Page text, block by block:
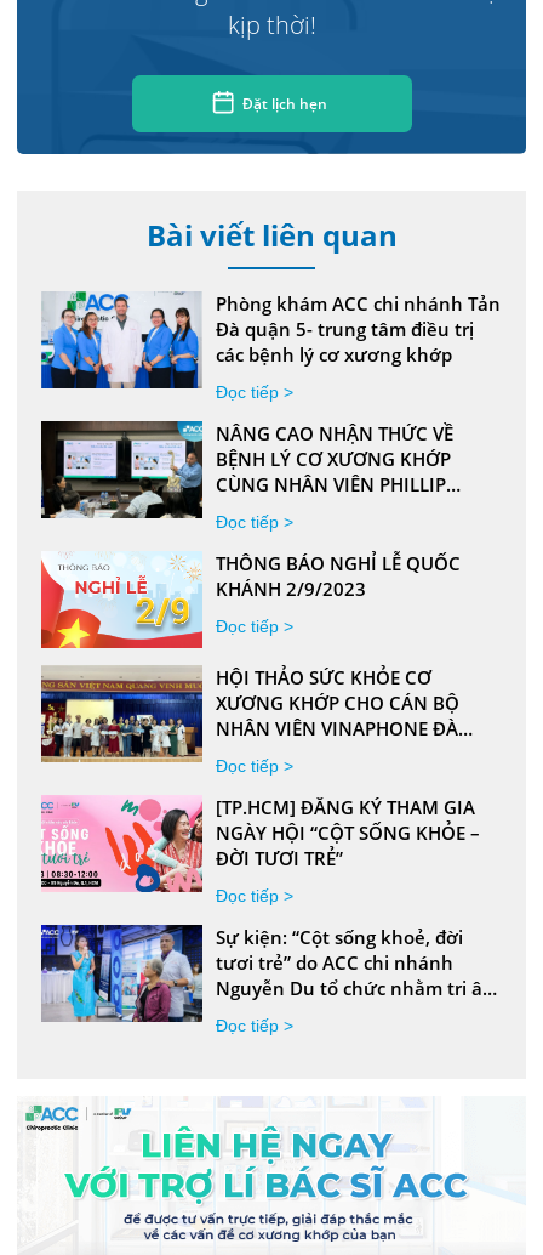
kịp thời!
Đặt lịch hẹn
Bài viết liên quan
Phòng khám ACC chi nhánh Tản
Đà quận 5- trung tâm điều trị
các bệnh lý cơ xương khớp
Đọc tiếp >
NÂNG CAO NHẬN THỨC VỀ
BỆNH LÝ CƠ XƯƠNG KHỚP
CÙNG NHÂN VIÊN PHILLIP
MORRIS INTERNATIONAL
VIETNAM
Đọc tiếp >
THÔNG BÁO NGHỈ LỄ QUỐC
KHÁNH 2/9/2023
Đọc tiếp >
HỘI THẢO SỨC KHỎE CƠ
XƯƠNG KHỚP CHO CÁN BỘ
NHÂN VIÊN VINAPHONE ĐÀ
NẴNG
Đọc tiếp >
[TP.HCM] ĐĂNG KÝ THAM GIA
NGÀY HỘI “CỘT SỐNG KHỎE –
ĐỜI TƯƠI TRẺ”
Đọc tiếp >
Sự kiện: “Cột sống khoẻ, đời
tươi trẻ” do ACC chi nhánh
Nguyễn Du tổ chức nhằm tri ân
Phái nữ nhân dịp tháng Phụ nữ
Việt Nam
Đọc tiếp >